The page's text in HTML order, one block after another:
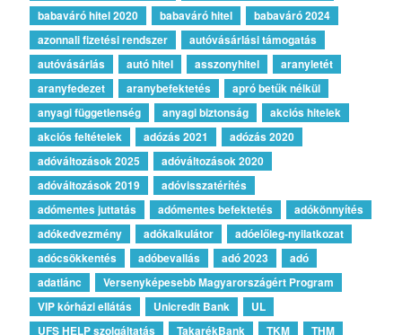
babaváró hitel 2020
babaváró hitel
babaváró 2024
azonnali fizetési rendszer
autóvásárlási támogatás
autóvásárlás
autó hitel asszonyhitel
aranyletét
aranyfedezet
aranybefektetés
apró betűk nélkül
anyagi függetlenség
anyagi biztonság
akciós hitelek
akciós feltételek
adózás 2021
adózás 2020
adóváltozások 2025
adóváltozások 2020
adóváltozások 2019
adóvisszatérítés
adómentes juttatás
adómentes befektetés
adókönnyítés
adókedvezmény
adókalkulátor
adóelőleg-nyilatkozat
adócsökkentés
adóbevallás adó 2023
adó
adatlánc
Versenyképesebb Magyarországért Program
VIP kórházi ellátás
Unicredit Bank
UL
UFS HELP szolgáltatás
TakarékBank TKM
THM